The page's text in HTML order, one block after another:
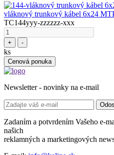
vláknový trunkový kábel 6x24
TC144yyy-zzzzzz-xxx
+ -
ks
Cenová ponuka
Newsletter - novinky na e-mail
Zadaním a potvrdením Vašeho e-
našich
reklamných a marketingových